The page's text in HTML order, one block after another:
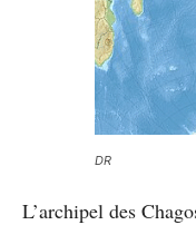
DR
L’archipel des